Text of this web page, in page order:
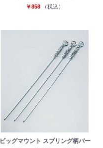
￥858 （税込）
ビッグマウント スプリング柄バー